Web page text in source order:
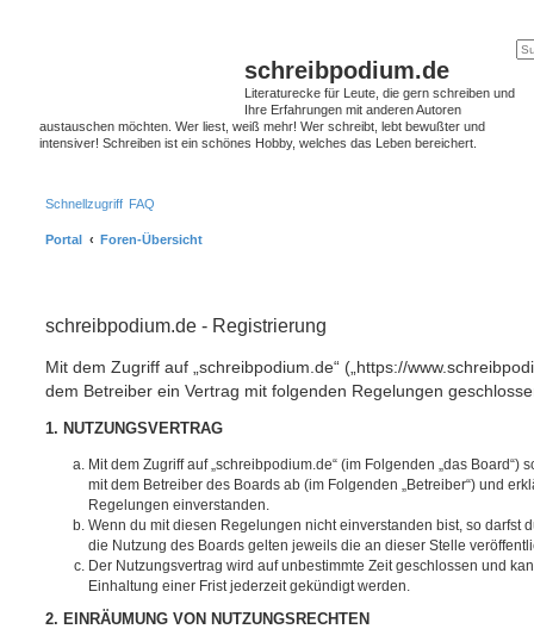
schreibpodium.de
Literaturecke für Leute, die gern schreiben und
Ihre Erfahrungen mit anderen Autoren
austauschen möchten. Wer liest, weiß mehr! Wer schreibt, lebt bewußter und
intensiver! Schreiben ist ein schönes Hobby, welches das Leben bereichert.
Schnellzugriff FAQ
Portal Foren-Übersicht
schreibpodium.de - Registrierung
Mit dem Zugriff auf „schreibpodium.de“ („https://
dem Betreiber ein Vertrag mit folgenden Regelungen
1. NUTZUNGSVERTRAG
Mit dem Zugriff auf „schreibpodium.de“ (im Folgenden „das Board“)
mit dem Betreiber des Boards ab (im Folgenden „Betreiber“) und
Regelungen einverstanden.
Wenn du mit diesen Regelungen nicht einverstanden bist, so darfst
die Nutzung des Boards gelten jeweils die an dieser Stelle
Der Nutzungsvertrag wird auf unbestimmte Zeit geschlossen und
Einhaltung einer Frist jederzeit gekündigt werden.
2. EINRÄUMUNG VON NUTZUNGSRECHTEN